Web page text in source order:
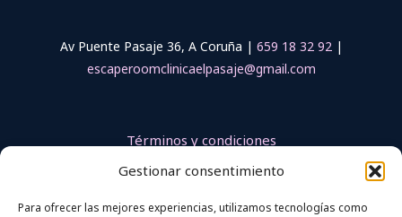
Gestionar consentimiento
Para ofrecer las mejores experiencias, utilizamos tecnologías como
Av Puente Pasaje 36, A Coruña | 659 18 32 92|
escaperoomclinicaelpasaje@gmail.com
Términos y condiciones
Política de privacidad
Accesibilidad